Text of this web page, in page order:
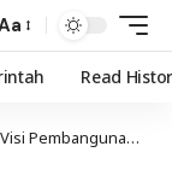
Read
Negara di Masa Depan